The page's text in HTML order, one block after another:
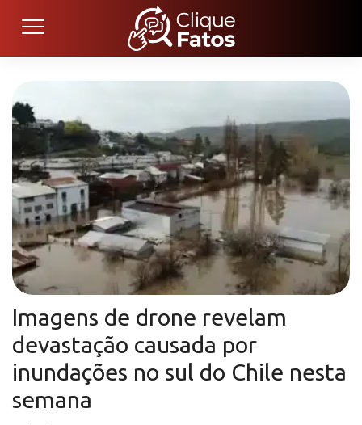
Imagens de drone revelam
devastação causada por
inundações no sul do Chile nesta
semana